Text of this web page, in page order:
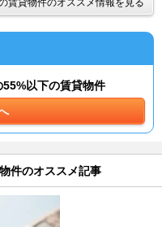
賃貸物件のオススメ情報を見る
以下の賃貸物件
件のオススメ記事